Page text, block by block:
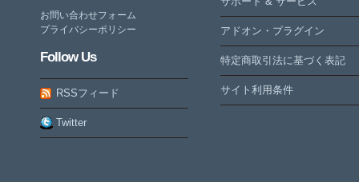
お問い合わせフォーム
プライバシーポリシー
Follow Us
RSSフィード
Twitter
アドオン・プラグイン
特定商取引法に基づく表記
サイト利用条件